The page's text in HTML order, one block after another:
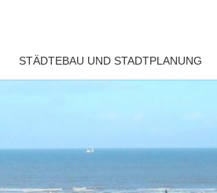
STÄDTEBAU UND STADTPLANUNG